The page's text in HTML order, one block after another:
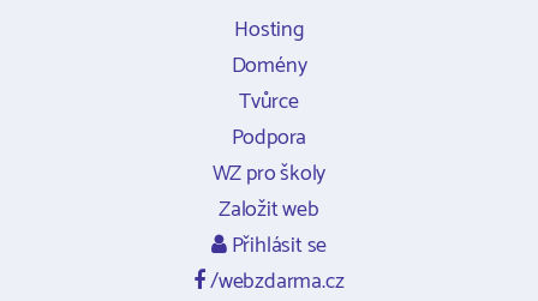
Hosting
Domény
Tvůrce
Podpora
WZ pro školy
Založit web
Přihlásit se
/webzdarma.cz